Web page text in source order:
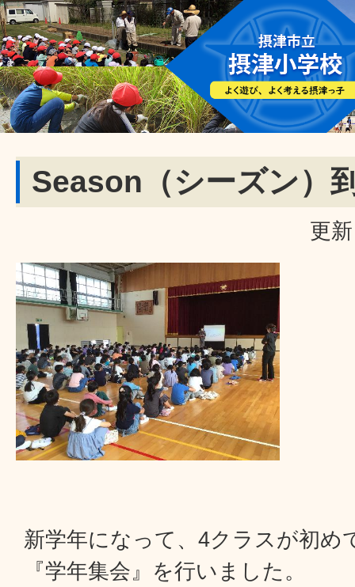
Season（シーズン）
更
新学年になって、4クラスが初め
『学年集会』を行いました。